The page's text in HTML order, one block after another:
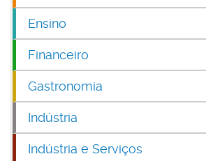
Ensino
Financeiro
Gastronomia
Indústria
Indústria e Serviços